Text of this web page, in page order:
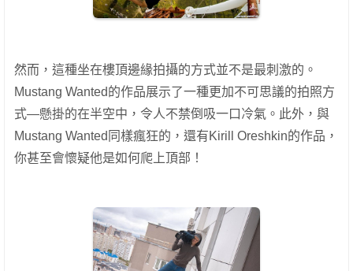
然而，這種坐在樓頂邊緣拍攝的方式並不是最刺激的。
Mustang Wanted的作品展示了一種更加不可思議的拍照方
式—懸掛的在半空中，令人不禁倒吸一口冷氣。此外，與
Mustang Wanted同樣瘋狂的，還有Kirill Oreshkin的作品，
你甚至會懷疑他是如何爬上頂部！